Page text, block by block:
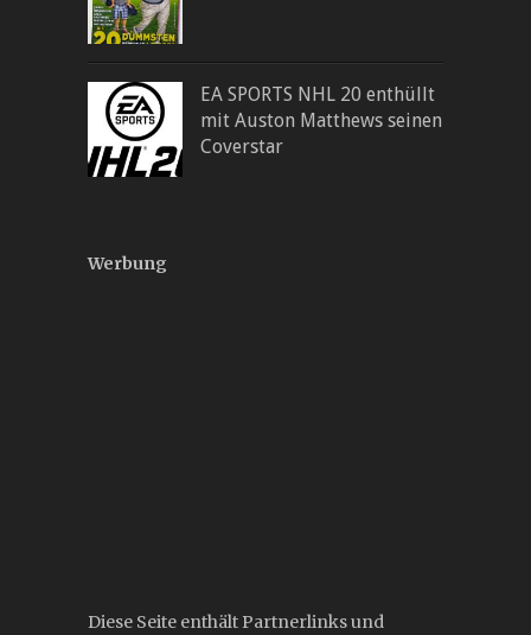
EA SPORTS NHL 20 enthüllt
mit Auston Matthews seinen
Coverstar
Werbung
Diese Seite enthält Partnerlinks und